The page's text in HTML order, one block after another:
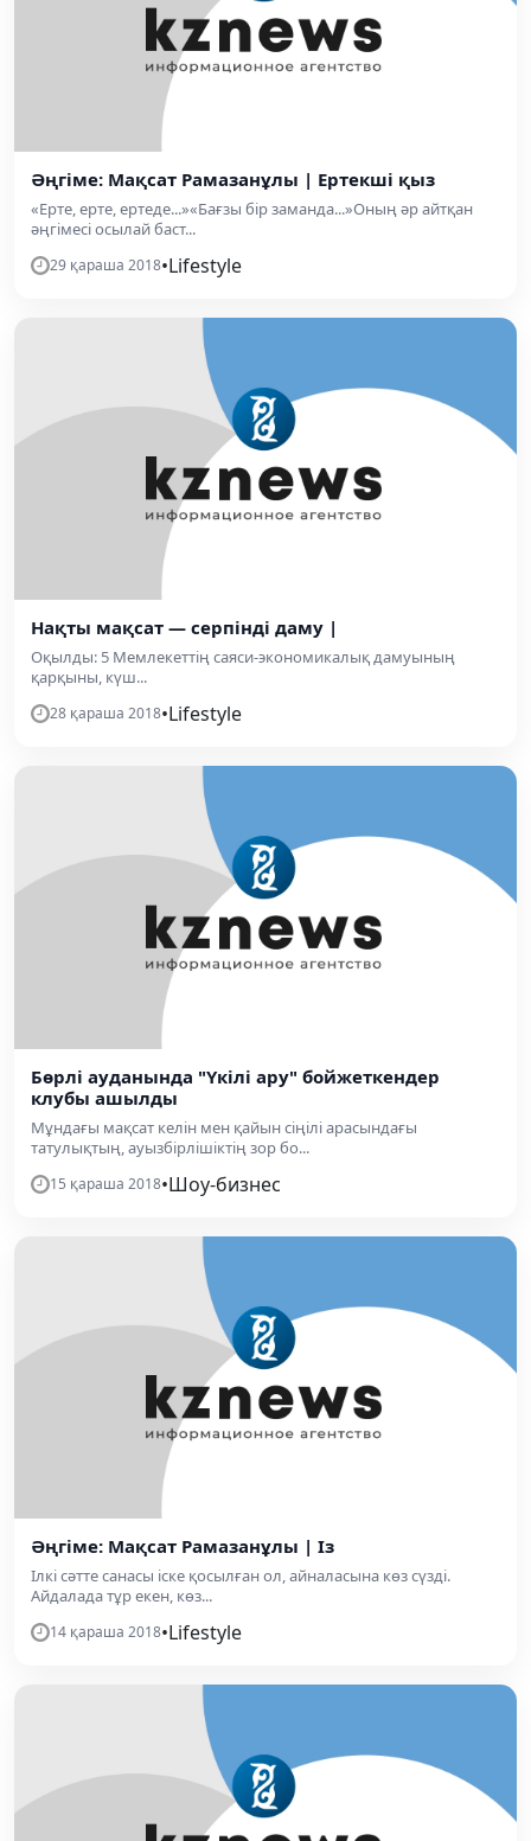
Әңгіме: Мақсат Рамазанұлы | Ертекші қыз
«Ерте, ерте, ертеде...»«Бағзы бір заманда...»Оның әр айтқан
әңгімесі осылай баст...
29 қараша 2018•Lifestyle
Нақты мақсат — серпінді даму |
Оқылды: 5 Мемлекеттің саяси-экономикалық дамуының
қарқыны, күш...
28 қараша 2018•Lifestyle
Бөрлі ауданында "Үкілі ару" бойжеткендер
клубы ашылды
Мұндағы мақсат келін мен қайын сіңілі арасындағы
татулықтың, ауызбірлішіктің зор бо...
15 қараша 2018•Шоу-бизнес
Әңгіме: Мақсат Рамазанұлы | Із
Ілкі сәтте санасы іске қосылған ол, айналасына көз сүзді.
Айдалада тұр екен, көз...
14 қараша 2018•Lifestyle